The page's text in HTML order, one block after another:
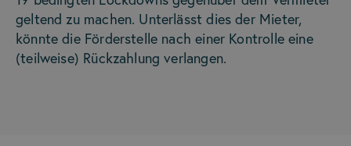
geltend zu machen. Unterlässt dies der Mieter,
könnte die Förderstelle nach einer Kontrolle eine
(teilweise) Rückzahlung verlangen.